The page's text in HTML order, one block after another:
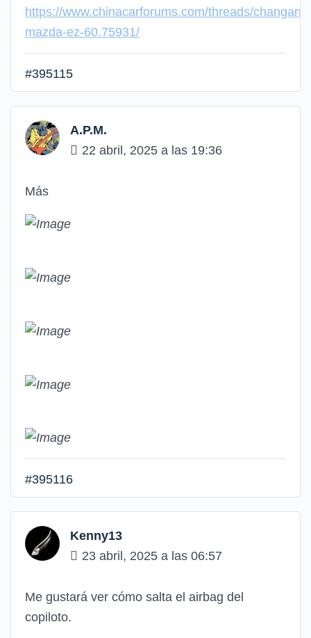
https://www.chinacarforums.com/threads/changan-
mazda-ez-60.75931/
#395115
A.P.M.
22 abril, 2025 a las 19:36
Más
#395116
Kenny13
23 abril, 2025 a las 06:57
Me gustará ver cómo salta el airbag del
copiloto.